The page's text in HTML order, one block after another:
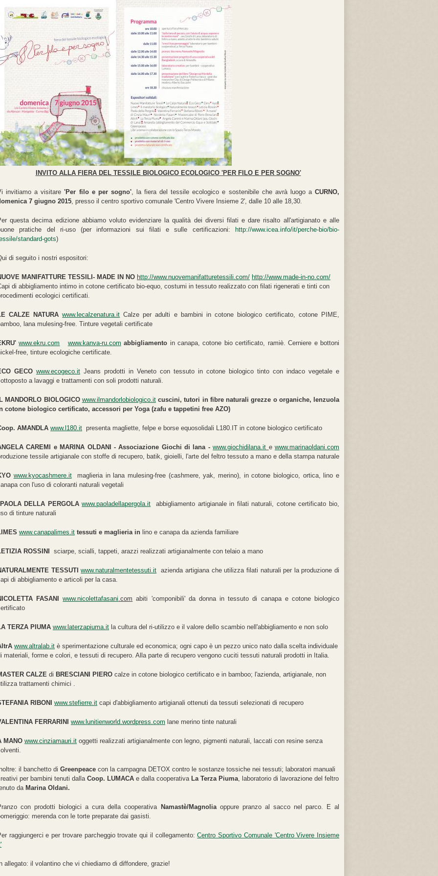
INVITO ALLA FIERA DEL TESSILE BIOLOGICO ECOLOGICO 'PER FILO E PER SOGNO'
invitiamo a visitare'Per filo e per sogno', la fiera del tessile ecologico e sostenibile che avrà luogo aCURNO,
7 giugno 2015 , presso il centro sportivo comunale 'Centro Vivere Insieme 2', dalle 10 alle 18,30.
questa decima edizione abbiamo voluto evidenziare la qualità dei diversi filati e dare risalto all'artigianato e alle
pratiche del ri-uso (per informazioni sui filati e sulle certificazioni: http://www.icea.info/it/perche-bio/bio-
standard-gots)
di seguito i nostri espositori:
MANIFATTURE TESSILI- MADE IN NO http://www.nuovemanifatturetessili.com/ http://www.made-in-no.com/
di abbigliamento intimo in cotone certificato bio-equo, costumi in tessuto realizzato con filati rigenerati e tinti con
ecologici certificati.
CALZE NATURAwww.lecalzenatura.it Calze per adulti e bambini in cotone biologico certificato, cotone PIME,
lana mulesing-free. Tinture vegetali certificate
www.ekru.com www.kanva-ru.com abbigliamento in canapa, cotone bio certificato, ramiè. Cerniere e bottoni
free, tinture ecologiche certificate.
GECO www.ecogeco.it Jeans prodotti in Veneto con tessuto in cotone biologico tinto con indaco vegetale e
a lavaggi e trattamenti con soli prodotti naturali.
MANDORLO BIOLOGICO www.ilmandorlobiologico.itcuscini, tutori in fibre naturali grezze o organiche, lenzuola
cotone biologico certificato, accessori per Yoga (zafu e tappetini free AZO)
AMANDLA www.l180.it presenta magliette, felpe e borse equosolidali L180.IT in cotone biologico certificato
CAREMI e MARINA OLDANI - Associazione Giochi di lana -www.giochidilana.it ewww.marinaoldani.com
tessile artigianale con stoffe di recupero, batik, gioielli, l'arte del feltro tessuto a mano e della stampa naturale
www.kyocashmere.itmaglieria in lana mulesing-free (cashmere, yak, merino), in cotone biologico, ortica, lino e
con l'uso di coloranti naturali vegetali
PAOLA DELLA PERGOLA www.paoladellapergola.it abbigliamento artigianale in filati naturali, cotone certificato bio,
di tinture naturali
www.canapalimes.it tessuti e maglieria in lino e canapa da azienda familiare
ROSSINI sciarpe, scialli, tappeti, arazzi realizzati artigianalmente con telaio a mano
ATURALMENTE TESSUTIwww.naturalmentetessuti.it azienda artigiana che utilizza filati naturali per la produzione di
di abbigliamento e articoli per la casa.
FASANIwww.nicolettafasani .com abiti 'componibili' da donna in tessuto di canapa e cotone biologico
TERZA PIUMA www.laterzapiuma.it la cultura del ri-utilizzo e il valore dello scambio nell'abbigliamento e non solo
www.altralab.it è sperimentazione culturale ed economica; ogni capo è un pezzo unico nato dalla scelta individuale
materiali, forme e colori, e tessuti di recupero. Alla parte di recupero vengono cuciti tessuti naturali prodotti in Italia.
CALZE di BRESCIANI PIERO calze in cotone biologico certificato e in bamboo; l'azienda, artigianale, non
trattamenti chimici .
RIBONI www.stefierre.it capi d'abbigliamento artigianali ottenuti da tessuti selezionati di recupero
FERRARINI www.lunitienworld.wordpress.com lane merino tinte naturali
MANO www.cinziamauri.it oggetti realizzati artigianalmente con legno, pigmenti naturali, laccati con resine senza
il banchetto di Greenpeace con la campagna DETOX contro le sostanze tossiche nei tessuti; laboratori manuali
per bambini tenuti dalla Coop. LUMACA e dalla cooperativa La Terza Piuma , laboratorio di lavorazione del feltro
da Marina Oldani.
con prodotti biologici a cura della cooperativa Namastè/Magnoliaoppure pranzo al sacco nel parco. E al
merenda con le torte preparate dai gasisti.
raggiungerci e per trovare parcheggio trovate qui il collegamento:Centro Sportivo Comunale 'Centro Vivere Insieme
allegato: il volantino che vi chiediamo di diffondere, grazie!